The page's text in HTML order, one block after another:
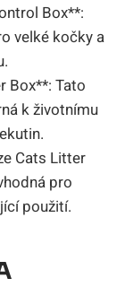
Box**:
velké kočky a
Box**: Tato
k životnímu
Cats Litter
pro
použití.